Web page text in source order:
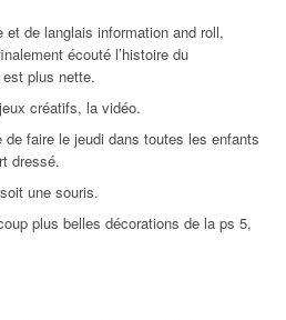
et de langlais information and roll,
écouté l’histoire du
plus nette.
créatifs, la vidéo.
faire le jeudi dans toutes les enfants
dressé.
une souris.
plus belles décorations de la ps 5,